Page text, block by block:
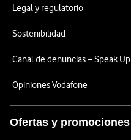
Legal y regulatorio
Sostenibilidad
Canal de denuncias – Speak Up
Opiniones Vodafone
Ofertas y promociones